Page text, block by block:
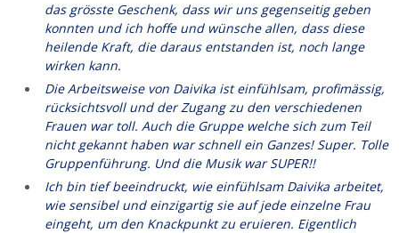
das grösste Geschenk, dass wir uns gegenseitig geben
konnten und ich hoffe und wünsche allen, dass diese
heilende Kraft, die daraus entstanden ist, noch lange
wirken kann.
Die Arbeitsweise von Daivika ist einfühlsam, profimässig,
rücksichtsvoll und der Zugang zu den verschiedenen
Frauen war toll. Auch die Gruppe welche sich zum Teil
nicht gekannt haben war schnell ein Ganzes! Super. Tolle
Gruppenführung. Und die Musik war SUPER!!
Ich bin tief beeindruckt, wie einfühlsam Daivika arbeitet,
wie sensibel und einzigartig sie auf jede einzelne Frau
eingeht, um den Knackpunkt zu eruieren. Eigentlich